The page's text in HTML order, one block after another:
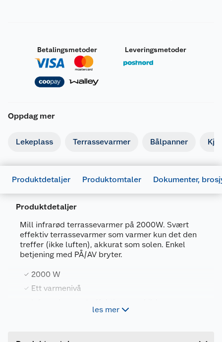
Betalingsmetoder Leveringsmetoder
Oppdag mer
Lekeplass Terrassevarmer Bålpanner
Produktdetaljer Produktomtaler Dokumenter,
Produktdetaljer
Mill infrarød terrassevarmer på 2000W. Svært
effektiv terrassevarmer som varmer kun det den
treffer (ikke luften), akkurat som solen. Enkel
betjening med PÅ/AV bryter.
2000 W
Ett varmenivå
les mer
Generelt
Leverandørens artikkelnummer